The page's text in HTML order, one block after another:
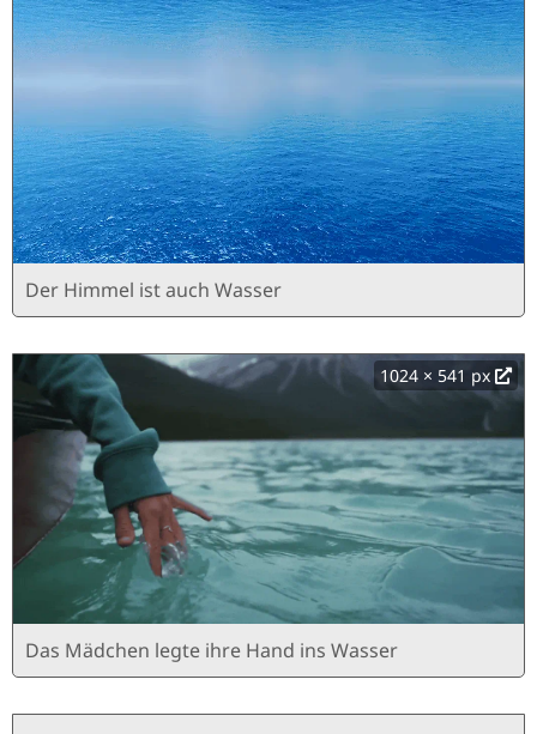
Der Himmel ist auch Wasser
1024 × 541 px
Das Mädchen legte ihre Hand ins Wasser